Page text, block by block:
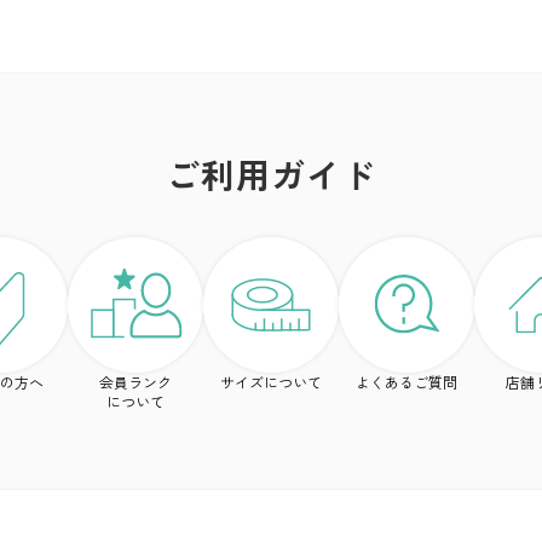
ご利用ガイド
方へ
会員ランク
について
サイズについて よくあるご質問 店舗